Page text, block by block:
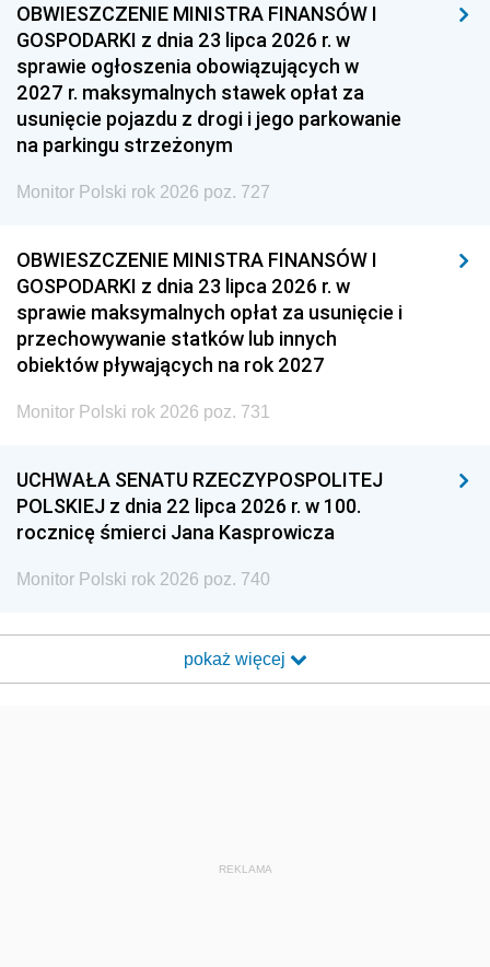
OBWIESZCZENIE MINISTRA FINANSÓW I
GOSPODARKI z dnia 23 lipca 2026 r. w
sprawie ogłoszenia obowiązujących w
2027 r. maksymalnych stawek opłat za
usunięcie pojazdu z drogi i jego parkowanie
na parkingu strzeżonym
Monitor Polski rok 2026 poz. 727
OBWIESZCZENIE MINISTRA FINANSÓW I
GOSPODARKI z dnia 23 lipca 2026 r. w
sprawie maksymalnych opłat za usunięcie i
przechowywanie statków lub innych
obiektów pływających na rok 2027
Monitor Polski rok 2026 poz. 731
UCHWAŁA SENATU RZECZYPOSPOLITEJ
POLSKIEJ z dnia 22 lipca 2026 r. w 100.
rocznicę śmierci Jana Kasprowicza
Monitor Polski rok 2026 poz. 740
pokaż więcej
REKLAMA